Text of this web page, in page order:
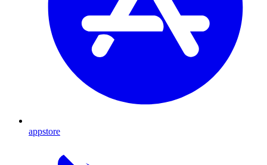
appstore